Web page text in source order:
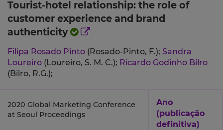
Tourist-hotel relationship: the role of
customer experience and brand
authenticity
Filipa Rosado Pinto (Rosado-Pinto, F.); Sandra
Loureiro (Loureiro, S. M. C.); Ricardo Godinho Bilro
(Bilro, R.G.);
2020 Global Marketing Conference
at Seoul Proceedings
Ano
(publicação
definitiva)